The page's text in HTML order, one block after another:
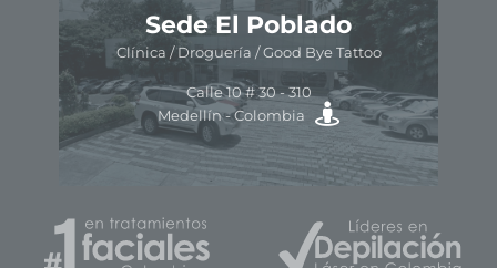
Sede El Poblado
Clínica / Droguería / Good Bye Tattoo
Calle 10 # 30 - 310
Medellín - Colombia